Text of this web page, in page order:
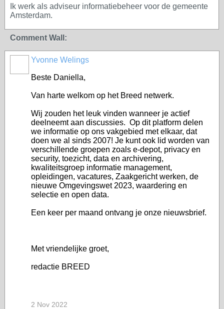
Ik werk als adviseur informatiebeheer voor de gemeente
Amsterdam.
Comment Wall:
Yvonne Welings
Beste Daniella,
Van harte welkom op het Breed netwerk.
Wij zouden het leuk vinden wanneer je actief
deelneemt aan discussies. Op dit platform delen
we informatie op ons vakgebied met elkaar, dat
doen we al sinds 2007! Je kunt ook lid worden van
verschillende groepen zoals e-depot, privacy en
security, toezicht, data en archivering,
kwaliteitsgroep informatie management,
opleidingen, vacatures, Zaakgericht werken, de
nieuwe Omgevingswet 2023, waardering en
selectie en open data.
Een keer per maand ontvang je onze nieuwsbrief.
Met vriendelijke groet,
redactie BREED
2 Nov 2022